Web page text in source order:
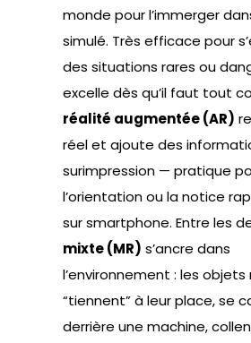
monde pour l’immerger
simulé. Très efficace pour
des situations rares ou
excelle dès qu’il faut tout
réalité augmentée (AR)
réel et ajoute des
surimpression — pratique
l’orientation ou la notice
sur smartphone. Entre les
mixte (MR) s’ancre dans
l’environnement : les
“tiennent” à leur place, se
derrière une machine,